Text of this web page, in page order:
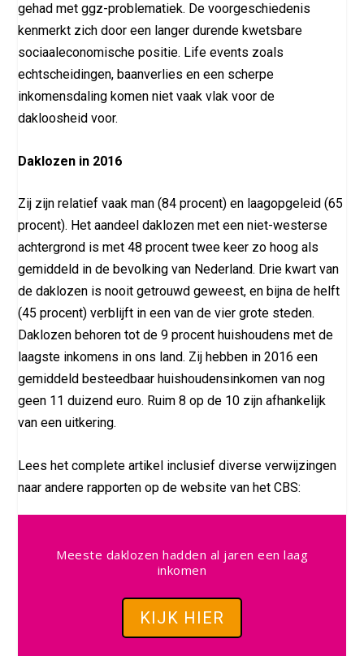
gehad met ggz-problematiek. De voorgeschiedenis
kenmerkt zich door een langer durende kwetsbare
sociaaleconomische positie. Life events zoals
echtscheidingen, baanverlies en een scherpe
inkomensdaling komen niet vaak vlak voor de
dakloosheid voor.
Daklozen in 2016
Zij zijn relatief vaak man (84 procent) en laagopgeleid (65
procent). Het aandeel daklozen met een niet-westerse
achtergrond is met 48 procent twee keer zo hoog als
gemiddeld in de bevolking van Nederland. Drie kwart van
de daklozen is nooit getrouwd geweest, en bijna de helft
(45 procent) verblijft in een van de vier grote steden.
Daklozen behoren tot de 9 procent huishoudens met de
laagste inkomens in ons land. Zij hebben in 2016 een
gemiddeld besteedbaar huishoudensinkomen van nog
geen 11 duizend euro. Ruim 8 op de 10 zijn afhankelijk
van een uitkering.
Lees het complete artikel inclusief diverse verwijzingen
naar andere rapporten op de website van het CBS:
Meeste daklozen hadden al jaren een laag
inkomen
KIJK HIER